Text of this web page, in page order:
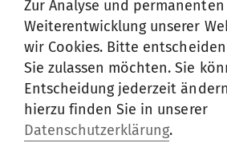
Entwicklungen nach
Von der Bauteilanalyse über
Planung bis zur Anwendung
Technologien: Rieter-
von der Komplettlösung aus
Zur Analyse und permanenten
Weiterentwicklung unserer
wir Cookies. Bitte
Sie zulassen möchten. Sie
Entscheidung jederzeit
hierzu finden Sie in unserer
Datenschutzerklärung.